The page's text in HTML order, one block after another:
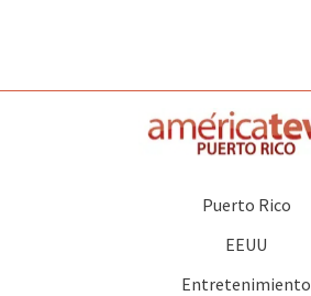
Puerto Rico
EEUU
Entretenimiento